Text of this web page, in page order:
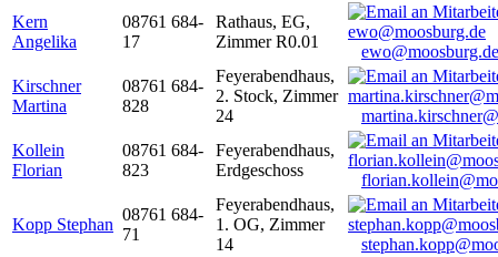
Kern
Angelika
08761 684-
17
Rathaus, EG,
Zimmer R0.01
ewo@moosburg.de
Kirschner
Martina
08761 684-
828
Feyerabendhaus,
2. Stock, Zimmer
24
Kollein
Florian
08761 684-
823
Feyerabendhaus,
Erdgeschoss
Kopp Stephan
08761 684-
71
Feyerabendhaus,
1. OG, Zimmer
14